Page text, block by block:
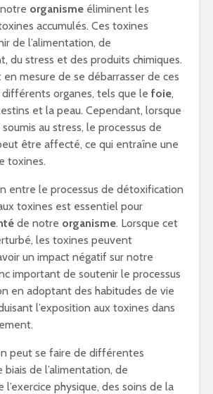
organisme éliminent les
accumulés. Ces toxines
de l’alimentation, de
du stress et des produits chimiques.
mesure de se débarrasser de ces
organes, tels que le foie,
et la peau. Cependant, lorsque
au stress, le processus de
être affecté, ce qui entraîne une
toxines.
entre le processus de détoxification
toxines est essentiel pour
de notre organisme. Lorsque cet
les toxines peuvent
un impact négatif sur notre
important de soutenir le processus
en adoptant des habitudes de vie
l’exposition aux toxines dans
peut se faire de différentes
biais de l’alimentation, de
l’exercice physique, des soins de la